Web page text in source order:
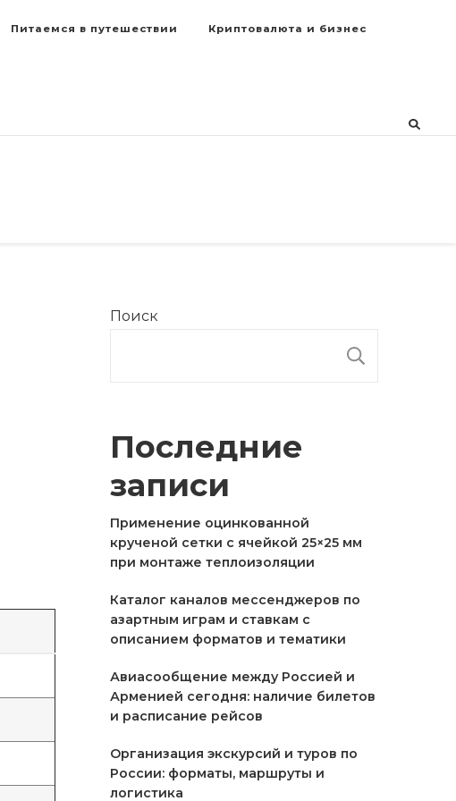
Питаемся в путешествии Криптовалюта и бизнес
Поиск
Последние
записи
Применение оцинкованной
крученой сетки с ячейкой 25×25 мм
при монтаже теплоизоляции
Каталог каналов мессенджеров по
азартным играм и ставкам с
описанием форматов и тематики
Авиасообщение между Россией и
Арменией сегодня: наличие билетов
и расписание рейсов
Организация экскурсий и туров по
России: форматы, маршруты и
логистика